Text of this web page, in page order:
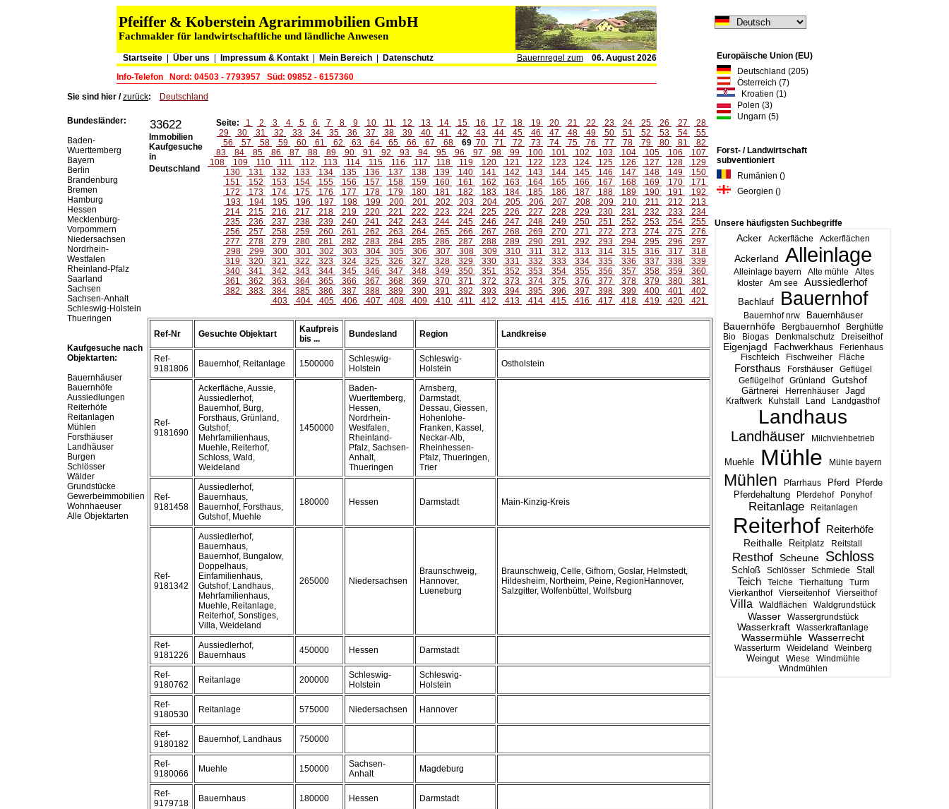
Pfeiffer & Koberstein Agrarimmobilien GmbH
Fachmakler für landwirtschaftliche und ländliche Anwesen
Startseite| Über uns Impressum & Kontakt| Mein Bereich Datenschutz Bauernregel zum
06. August 2026
Info-Telefon
Nord: 04503 - 7793957 Süd: 09852 - 6157360
Europäische Union (EU)
Deutschland (205)
Österreich (7)
Kroatien (1)
Polen (3)
Ungarn (5)
Forst- / Landwirtschaft
subventioniert
Rumänien ()
Georgien ()
Unsere häufigsten Suchbegriffe
Acker Ackerfläche Ackerflächen
Ackerland Alleinlage
Alleinlage bayern Alte mühle
Altes
kloster
Am see Aussiedlerhof
Bachlauf Bauernhof
Bauernhof nrw Bauernhäuser
Bauernhöfe Bergbauernhof
Berghütte
Bio
Biogas Denkmalschutz Dreiseithof
Eigenjagd Fachwerkhaus
Ferienhaus
Fischteich
Fischweiher Fläche
Forsthaus Forsthäuser
Geflügel
Geflügelhof
Grünland
Gutshof
Gärtnerei
Herrenhäuser Jagd
Kraftwerk Kuhstall Land Landgasthof
Landhaus
Landhäuser Milchviehbetrieb
Muehle Mühle Mühle bayern
Mühlen Pfarrhaus Pferd Pferde
Pferdehaltung Pferdehof Ponyhof
Reitanlage Reitanlagen
Reiterhof Reiterhöfe
Reithalle Reitplatz Reitstall
Resthof Scheune Schloss
Schloß Schlösser Schmiede Stall
Teich Teiche Tierhaltung
Turm
Vierkanthof
Vierseitenhof Vierseithof
Villa Waldflächen Waldgrundstück
Wasser Wassergrundstück
Wasserkraft Wasserkraftanlage
Wassermühle Wasserrecht
Wasserturm Weideland Weinberg
Weingut Wiese
Windmühle
Windmühlen
Sie sind hier /zurück: Deutschland
Bundesländer:
Baden-
Wuerttemberg
Bayern
Berlin
Brandenburg
Bremen
Hamburg
Hessen
Mecklenburg-
Vorpommern
Niedersachsen
Nordrhein-
Westfalen
Rheinland-Pfalz
Saarland
Sachsen
Sachsen-Anhalt
Schleswig-Holstein
Thueringen
Kaufgesuche nach
Objektarten:
Bauernhäuser
Bauernhöfe
Aussiedlungen
Reiterhöfe
Reitanlagen
Mühlen
Forsthäuser
Landhäuser
Burgen
Schlösser
Wälder
Grundstücke
Gewerbeimmobilien
Wohnhaeuser
Alle Objektarten
33622
Immobilien
Kaufgesuche
in
Deutschland
Seite: 1 2 3 4 5 6 7 8 9 10 11 12 13 14 15 16 17 18 19 20 21 22 23 24 25 26 27
28
29
30 31 32 33 34 35 36 37 38 39 40 41 42 43 44 45 46 47 48 49 50 51 52 53 54
55
56
57 58 59 60 61 62 63 64 65 66 67 68 69 70 71 72 73 74 75 76 77 78 79 80 81
82
83
84 85 86 87 88 89 90 91 92 93 94 95 96 97 98 99 100 101 102 103 104 105 106
107
108
109 110 111 112 113 114 115 116 117 118 119 120 121 122 123 124 125 126 127 128
129
130
131 132 133 134 135 136 137 138 139 140 141 142 143 144 145 146 147 148 149
150
151
152 153 154 155 156 157 158 159 160 161 162 163 164 165 166 167 168 169 170
171
172
173 174 175 176 177 178 179 180 181 182 183 184 185 186 187 188 189 190 191
192
193
194 195 196 197 198 199 200 201 202 203 204 205 206 207 208 209 210 211 212
213
214
215 216 217 218 219 220 221 222 223 224 225 226 227 228 229 230 231 232 233
234
235
236 237 238 239 240 241 242 243 244 245 246 247 248 249 250 251 252 253 254
255
256
257 258 259 260 261 262 263 264 265 266 267 268 269 270 271 272 273 274 275
276
277
278 279 280 281 282 283 284 285 286 287 288 289 290 291 292 293 294 295 296
297
298
299 300 301 302 303 304 305 306 307 308 309 310 311 312 313 314 315 316 317
318
319
320 321 322 323 324 325 326 327 328 329 330 331 332 333 334 335 336 337 338
339
340
341 342 343 344 345 346 347 348 349 350 351 352 353 354 355 356 357 358 359
360
361
362 363 364 365 366 367 368 369 370 371 372 373 374 375 376 377 378 379 380
381
382
383 384 385 386 387 388 389 390 391 392 393 394 395 396 397 398 399 400 401
402
403
404 405 406 407 408 409 410 411 412 413 414 415 416 417 418 419 420 421
Ref-Nr Gesuchte Objektart
Kaufpreis
bis ...
Bundesland Region Landkreise
Ref-
9181806
Bauernhof, Reitanlage 1500000
Schleswig-
Holstein
Schleswig-
Holstein
Ostholstein
Ref-
9181690
Ackerfläche, Aussie,
Aussiedlerhof,
Bauernhof, Burg,
Forsthaus, Grünland,
Gutshof,
Mehrfamilienhaus,
Muehle, Reiterhof,
Schloss, Wald,
Weideland
1450000
Baden-
Wuerttemberg,
Hessen,
Nordrhein-
Westfalen,
Rheinland-
Pfalz, Sachsen-
Anhalt,
Thueringen
Arnsberg,
Darmstadt,
Dessau, Giessen,
Hohenlohe-
Franken, Kassel,
Neckar-Alb,
Rheinhessen-
Pfalz, Thueringen,
Trier
Ref-
9181458
Aussiedlerhof,
Bauernhaus,
Bauernhof, Forsthaus,
Gutshof, Muehle
180000 Hessen Darmstadt Main-Kinzig-Kreis
Ref-
9181342
Aussiedlerhof,
Bauernhaus,
Bauernhof, Bungalow,
Doppelhaus,
Einfamilienhaus,
Gutshof, Landhaus,
Mehrfamilienhaus,
Muehle, Reitanlage,
Reiterhof, Sonstiges,
Villa, Weideland
265000 Niedersachsen
Braunschweig,
Hannover,
Lueneburg
Braunschweig, Celle, Gifhorn, Goslar, Helmstedt,
Hildesheim, Northeim, Peine, RegionHannover,
Salzgitter, Wolfenbüttel, Wolfsburg
Ref-
9181226
Aussiedlerhof,
Bauernhaus
450000 Hessen Darmstadt
Ref-
9180762
Reitanlage 200000
Schleswig-
Holstein
Schleswig-
Holstein
Ref-
9180530
Reitanlage 575000 Niedersachsen Hannover
Ref-
9180182
Bauernhof, Landhaus 750000
Ref-
9180066
Muehle 150000
Sachsen-
Anhalt
Magdeburg
Ref-
9179718
Bauernhaus 180000 Hessen Darmstadt